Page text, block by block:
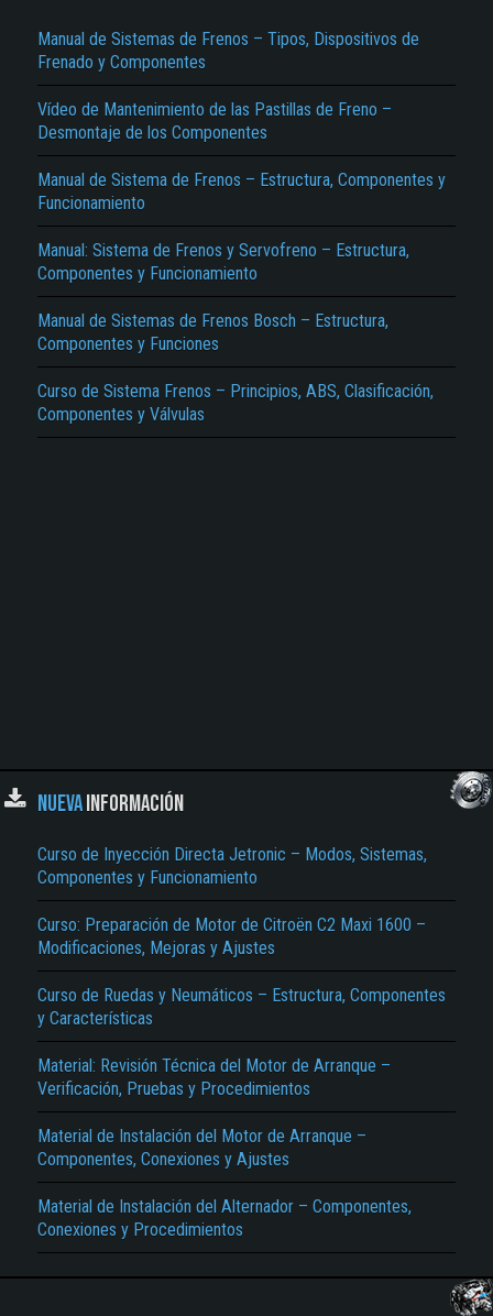
Manual de Sistemas de Frenos – Tipos, Dispositivos de
Frenado y Componentes
Vídeo de Mantenimiento de las Pastillas de Freno –
Desmontaje de los Componentes
Manual de Sistema de Frenos – Estructura, Componentes y
Funcionamiento
Manual: Sistema de Frenos y Servofreno – Estructura,
Componentes y Funcionamiento
Manual de Sistemas de Frenos Bosch – Estructura,
Componentes y Funciones
Curso de Sistema Frenos – Principios, ABS, Clasificación,
Componentes y Válvulas
NUEVAINFORMACIÓN
Curso de Inyección Directa Jetronic – Modos, Sistemas,
Componentes y Funcionamiento
Curso: Preparación de Motor de Citroën C2 Maxi 1600 –
Modificaciones, Mejoras y Ajustes
Curso de Ruedas y Neumáticos – Estructura, Componentes
y Características
Material: Revisión Técnica del Motor de Arranque –
Verificación, Pruebas y Procedimientos
Material de Instalación del Motor de Arranque –
Componentes, Conexiones y Ajustes
Material de Instalación del Alternador – Componentes,
Conexiones y Procedimientos
Texto o Imagen de portada son erróneos.
No carga o no se visualiza el contenido.
Reportar otro tipo de error...